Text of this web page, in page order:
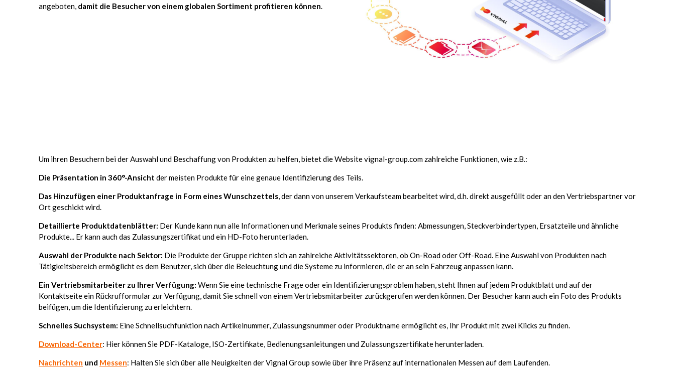
angeboten, damit die Besucher von einem globalen Sortiment profitieren können
Um ihren Besuchern bei der Auswahl und Beschaffung von Produkten zu helfen, bietet die Website vignal-group.com zahlreiche Funktionen, wie z.B.:
Die Präsentation in 360°-Ansicht der meisten Produkte für eine genaue Identifizierung des Teils.
Das Hinzufügen einer Produktanfrage in Form eines Wunschzettels, der dann von unserem Verkaufsteam bearbeitet wird, d.h. direkt ausgefüllt oder an den Vertriebspartner vor
Ort geschickt wird.
Detaillierte Produktdatenblätter: Der Kunde kann nun alle Informationen und Merkmale seines Produkts finden: Abmessungen, Steckverbindertypen, Ersatzteile und ähnliche
Produkte... Er kann auch das Zulassungszertifikat und ein HD-Foto herunterladen.
Auswahl der Produkte nach Sektor: Die Produkte der Gruppe richten sich an zahlreiche Aktivitätssektoren, ob On-Road oder Off-Road. Eine Auswahl von Produkten nach
Tätigkeitsbereich ermöglicht es dem Benutzer, sich über die Beleuchtung und die Systeme zu informieren, die er an sein Fahrzeug anpassen kann.
Ein Vertriebsmitarbeiter zu Ihrer Verfügung: Wenn Sie eine technische Frage oder ein Identifizierungsproblem haben, steht Ihnen auf jedem Produktblatt und auf der
Kontaktseite ein Rückrufformular zur Verfügung, damit Sie schnell von einem Vertriebsmitarbeiter zurückgerufen werden können. Der Besucher kann auch ein Foto des Produkts
beifügen, um die Identifizierung zu erleichtern.
Schnelles Suchsystem: Eine Schnellsuchfunktion nach Artikelnummer, Zulassungsnummer oder Produktname ermöglicht es, Ihr Produkt mit zwei Klicks zu finden.
Download-Center: Hier können Sie PDF-Kataloge, ISO-Zertifikate, Bedienungsanleitungen und Zulassungszertifikate herunterladen.
Nachrichten und Messen: Halten Sie sich über alle Neuigkeiten der Vignal Group sowie über ihre Präsenz auf internationalen Messen auf dem Laufenden.